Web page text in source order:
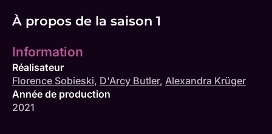
À propos de la saison 1
Information
Réalisateur
Florence Sobieski, D'Arcy Butler, Alexandra Krüger
Année de production
2021